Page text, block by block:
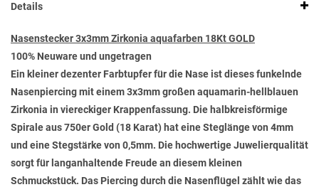
Details
Nasenstecker 3x3mm Zirkonia aquafarben 18Kt GOLD
100% Neuware und ungetragen
Ein kleiner dezenter Farbtupfer für die Nase ist dieses funkelnde
Nasenpiercing mit einem 3x3mm großen aquamarin-hellblauen
Zirkonia in viereckiger Krappenfassung. Die halbkreisförmige
Spirale aus 750er Gold (18 Karat) hat eine Steglänge von 4mm
und eine Stegstärke von 0,5mm. Die hochwertige Juwelierqualität
sorgt für langanhaltende Freude an diesem kleinen
Schmuckstück. Das Piercing durch die Nasenflügel zählt wie das